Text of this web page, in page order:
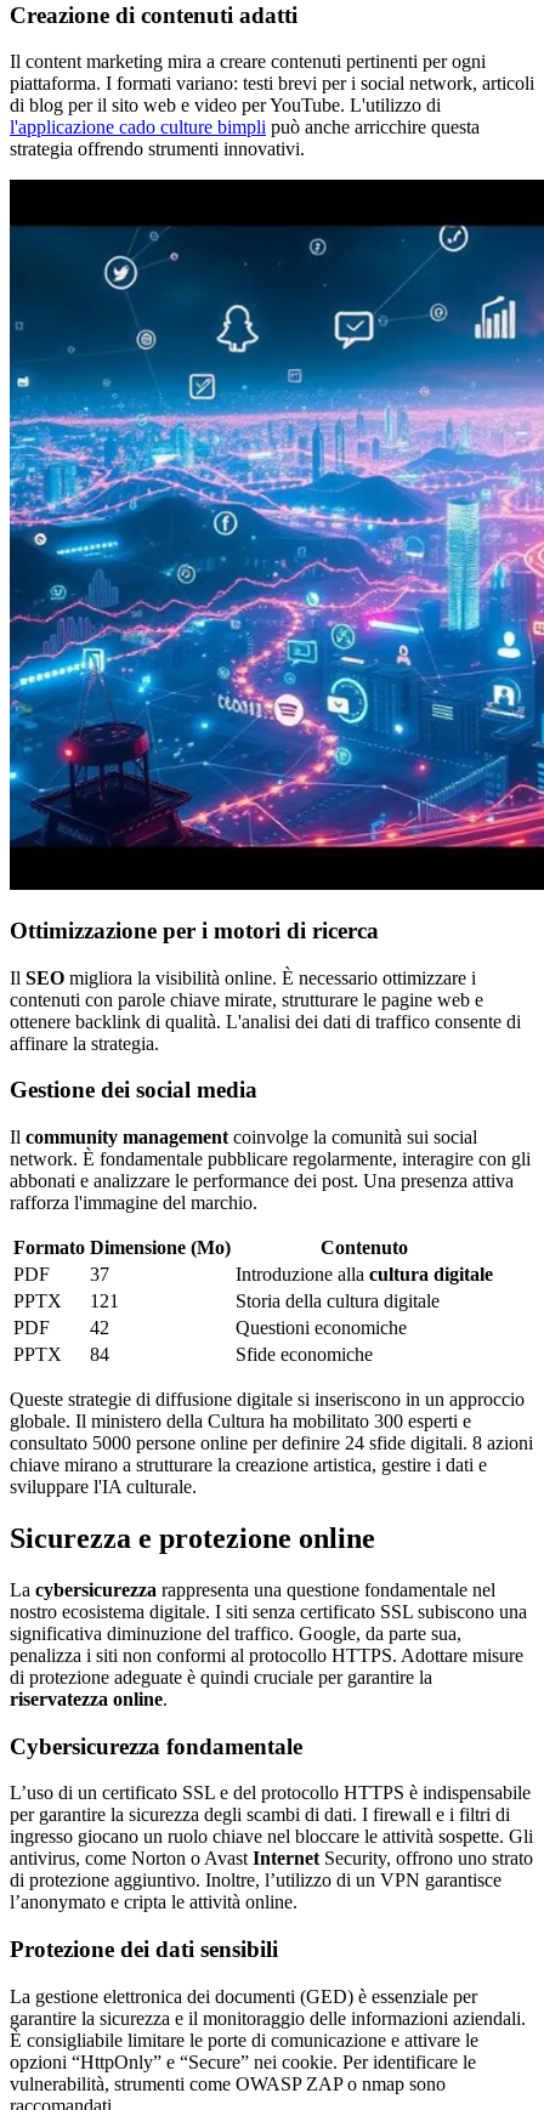
Creazione di contenuti adatti
Il content marketing mira a creare contenuti pertinenti per ogni
piattaforma. I formati variano: testi brevi per i social network, articoli
di blog per il sito web e video per YouTube. L'utilizzo di
l'applicazione cado culture bimpli può anche arricchire questa
strategia offrendo strumenti innovativi.
Ottimizzazione per i motori di ricerca
Il SEO migliora la visibilità online. È necessario ottimizzare i
contenuti con parole chiave mirate, strutturare le pagine web e
ottenere backlink di qualità. L'analisi dei dati di traffico consente di
affinare la strategia.
Gestione dei social media
Il community management coinvolge la comunità sui social
network. È fondamentale pubblicare regolarmente, interagire con gli
abbonati e analizzare le performance dei post. Una presenza attiva
rafforza l'immagine del marchio.
Formato Dimensione (Mo)
Contenuto
PDF
37 Introduzione alla cultura digitale
PPTX
121
Storia della cultura digitale
PDF
42
Questioni economiche
PPTX
84 Sfide economiche
Queste strategie di diffusione digitale si inseriscono in un approccio
globale. Il ministero della Cultura ha mobilitato 300 esperti e
consultato 5000 persone online per definire 24 sfide digitali. 8 azioni
chiave mirano a strutturare la creazione artistica, gestire i dati e
sviluppare l'IA culturale.
Sicurezza e protezione online
La cybersicurezza rappresenta una questione fondamentale nel
nostro ecosistema digitale. I siti senza certificato SSL subiscono una
significativa diminuzione del traffico. Google, da parte sua,
penalizza i siti non conformi al protocollo HTTPS. Adottare misure
di protezione adeguate è quindi cruciale per garantire la
riservatezza online.
Cybersicurezza fondamentale
L’uso di un certificato SSL e del protocollo HTTPS è indispensabile
per garantire la sicurezza degli scambi di dati. I firewall e i filtri di
ingresso giocano un ruolo chiave nel bloccare le attività sospette. Gli
antivirus, come Norton o Avast Internet Security, offrono uno strato
di protezione aggiuntivo. Inoltre, l’utilizzo di un VPN garantisce
l’anonymato e cripta le attività online.
Protezione dei dati sensibili
La gestione elettronica dei documenti (GED) è essenziale per
garantire la sicurezza e il monitoraggio delle informazioni aziendali.
È consigliabile limitare le porte di comunicazione e attivare le
opzioni “HttpOnly” e “Secure” nei cookie. Per identificare le
vulnerabilità, strumenti come OWASP ZAP o nmap sono
raccomandati.